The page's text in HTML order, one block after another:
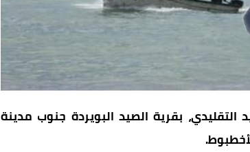
بقرية الصيد البويردة جنوب مدينة